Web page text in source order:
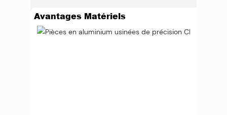
Avantages Matériels